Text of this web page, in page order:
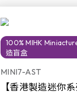
100% MIHK
造盲盒
MINI7-AST
【香港製造迷你